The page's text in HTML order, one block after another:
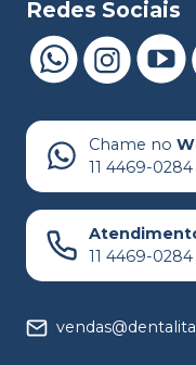
Redes Sociais
Chame no
11 4469-0284
11 4469-0284